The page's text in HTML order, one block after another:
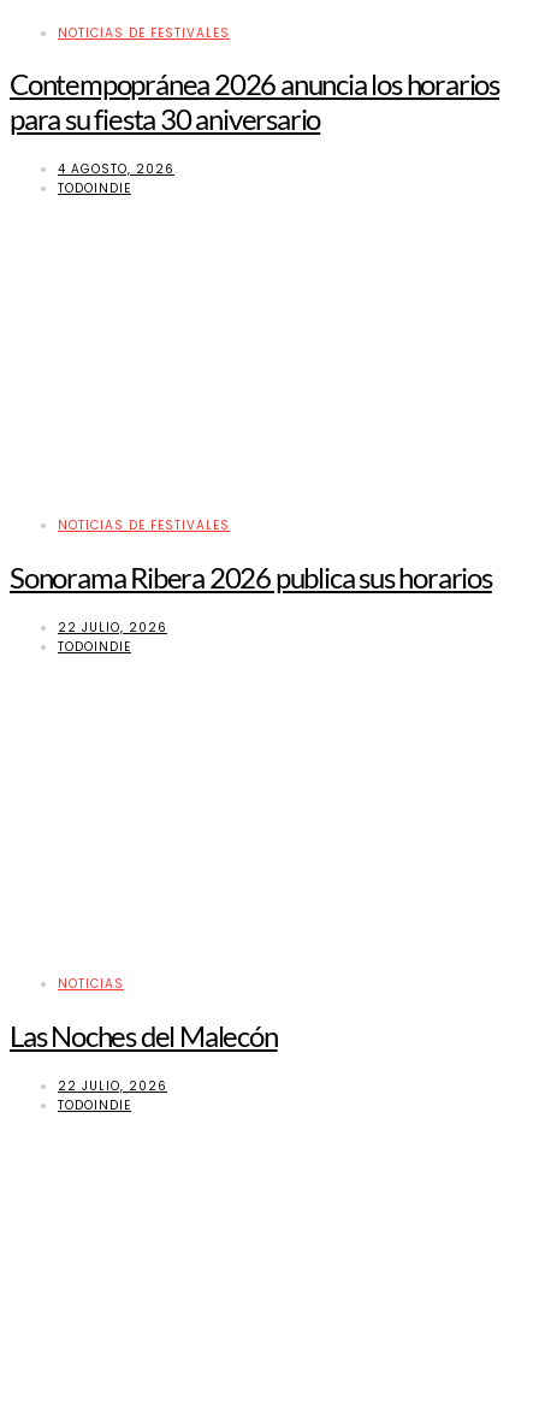
NOTICIAS DE FESTIVALES
Contempopránea 2026 anuncia los horarios
para su fiesta 30 aniversario
4 AGOSTO, 2026
TODOINDIE
NOTICIAS DE FESTIVALES
Sonorama Ribera 2026 publica sus horarios
22 JULIO, 2026
TODOINDIE
NOTICIAS
Las Noches del Malecón
22 JULIO, 2026
TODOINDIE